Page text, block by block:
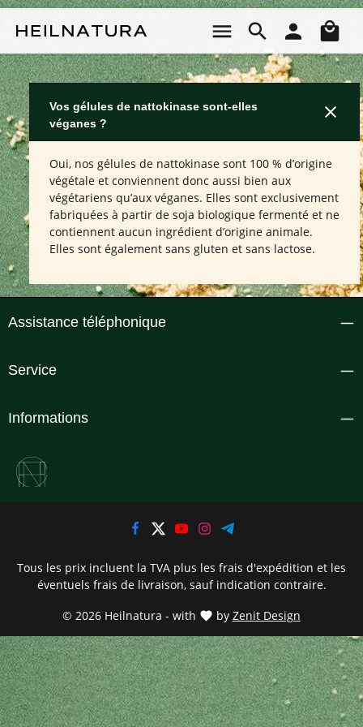
Vos gélules de nattokinase sont-elles
véganes ?
Oui, nos gélules de nattokinase sont 100 % d’origine
végétale et conviennent donc aussi bien aux
végétariens qu’aux véganes. Elles sont exclusivement
fabriquées à partir de soja biologique fermenté et ne
contiennent aucun ingrédient d’origine animale.
Elles sont également sans gluten et sans lactose.
Assistance téléphonique
Service
Informations
© 2026 Heilnatura - with by Zenit Design
Tous les prix incluent la TVA plus les frais d'expédition et les
éventuels frais de livraison, sauf indication contraire.